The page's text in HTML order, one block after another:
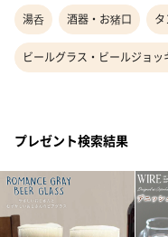
湯呑 酒器・お猪口
ビールグラス・ビールジョッ
プレゼント検索結果